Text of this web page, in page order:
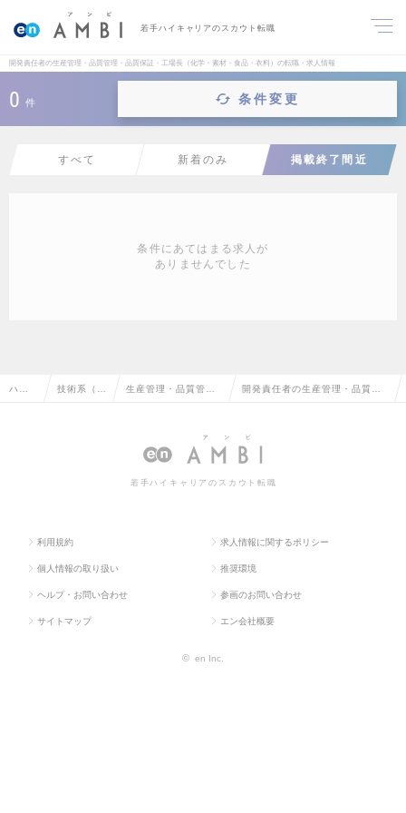
若手ハイキャリアのスカウト転職
開発責任者の生産管理・品質管理・品質保証・工場長（化学・素材・食品・衣料）の転職・求人情報
0 件 条件変更
すべて 新着のみ 掲載終了間近
条件にあてはまる求人が
ありませんでした
ハイ 技術系（化 生産管理・品質管
長（化学・素材・食
開発責任者の生産管理・品質管
素材・食品・衣料）の転職・求
若手ハイキャリアのスカウト転職
利用規約 求人情報に関するポリシー
個人情報の取り扱い 推奨環境
ヘルプ・お問い合わせ 参画のお問い合わせ
サイトマップ エン会社概要
© en Inc.